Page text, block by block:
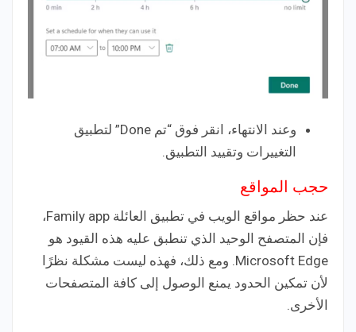
وعند الانتهاء، انقر فوق “تم Done” لتطبيق
التغييرات وتقييد التطبيق.
حجب المواقع
عند حظر مواقع الويب في تطبيق العائلة Family app،
فإن المتصفح الوحيد الذي تنطبق عليه هذه القيود هو
Microsoft Edge. ومع ذلك، فهذه ليست مشكلة نظرًا
لأن تمكين الحدود يمنع الوصول إلى كافة المتصفحات
الأخرى.